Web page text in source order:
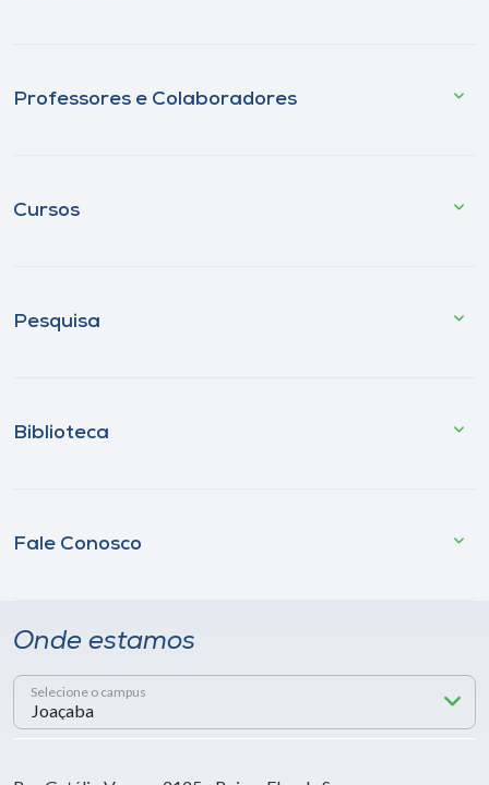
Professores e Colaboradores
Cursos
Pesquisa
Biblioteca
Fale Conosco
Onde estamos
Selecione o campus